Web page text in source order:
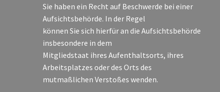
Sie haben ein Recht auf Beschwerde bei einer
Aufsichtsbehörde. In der Regel
können Sie sich hierfür an die Aufsichtsbehörde
insbesondere in dem
Mitgliedstaat ihres Aufenthaltsorts, ihres
Arbeitsplatzes oder des Orts des
mutmaßlichen Verstoßes wenden.